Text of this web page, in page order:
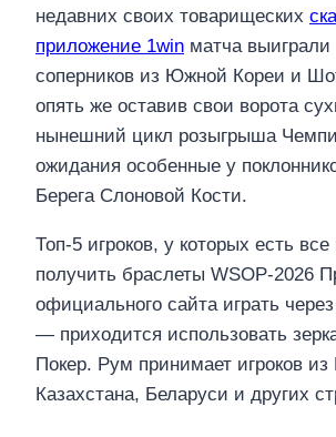
недавних своих товарищеских
приложение 1win матча
соперников из Южной Кореи и
опять же оставив свои ворота
нынешний цикл розыгрыша
ожидания особенные у
Берега Слоновой Кости.
Топ-5 игроков, у которых есть
получить браслеты WSOP-2026
официального сайта играть
— приходится использовать
Покер. Рум принимает игроков из
Казахстана, Беларуси и других